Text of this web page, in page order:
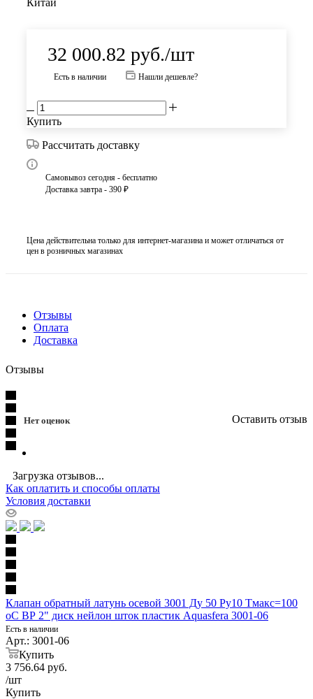
32 000.82 руб./шт
Есть в наличии Нашли дешевле?
Купить
Рассчитать доставку
Самовывоз сегодня - бесплатно
Доставка завтра - 390 ₽
Цена действительна только для интернет-магазина и может отличаться от
цен в розничных магазинах
Отзывы
Оплата
Доставка
Отзывы
Нет оценок Оставить отзыв
Загрузка отзывов...
Как оплатить и способы оплаты
Условия доставки
Клапан обратный латунь осевой 3001 Ду 50 Ру10 Тмакс=100
оС ВР 2" диск нейлон шток пластик Aquasfera 3001-06
Есть в наличии
Арт.: 3001-06
Купить
3 756.64 руб.
/шт
Купить